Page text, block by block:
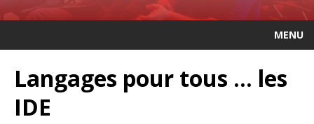
MENU
Langages pour tous ... les
IDE